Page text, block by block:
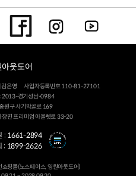
웃도어
은영
사업자등록번호 110-81-27101
2013-경기성남-0984
원구 사기막골로 169
장면 프리미엄 아울렛로 33-20
: 1661-2894
: 1899-2626
쇼핑몰(노스페이스, 영원아웃도어)